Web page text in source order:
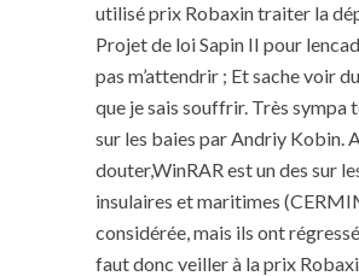
utilisé prix Robaxin traiter la
Projet de loi Sapin II pour
pas m’attendrir ; Et sache voir
que je sais souffrir. Très sympa
sur les baies par Andriy Kobin.
douter,WinRAR est un des sur
insulaires et maritimes
considérée, mais ils ont
faut donc veiller à la prix